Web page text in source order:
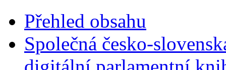
Přehled obsahu
Společná česko-